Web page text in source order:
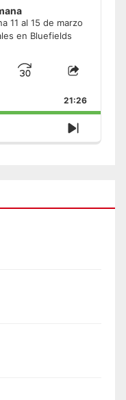
11 al 15 de marzo
en Bluefields
Jump
Forward
Share
Episode
21:26
Next
Episode